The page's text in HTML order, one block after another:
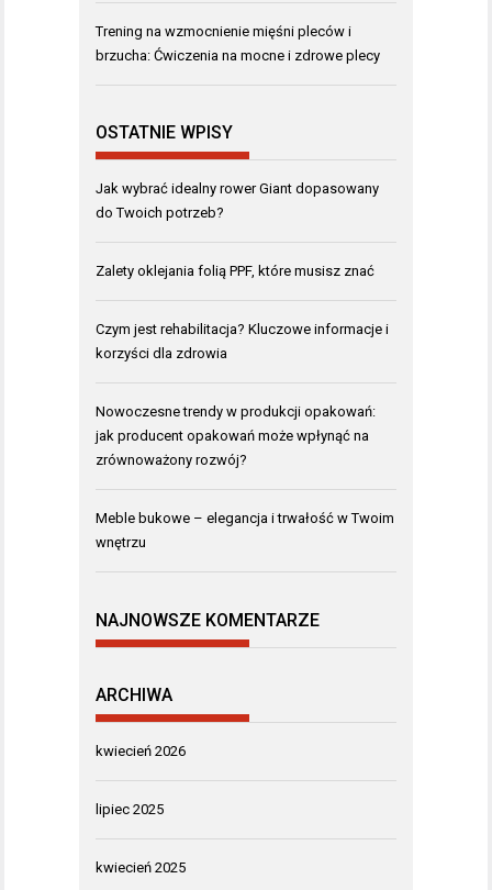
Trening na wzmocnienie mięśni pleców i
brzucha: Ćwiczenia na mocne i zdrowe plecy
OSTATNIE WPISY
Jak wybrać idealny rower Giant dopasowany
do Twoich potrzeb?
Zalety oklejania folią PPF, które musisz znać
Czym jest rehabilitacja? Kluczowe informacje i
korzyści dla zdrowia
Nowoczesne trendy w produkcji opakowań:
jak producent opakowań może wpłynąć na
zrównoważony rozwój?
Meble bukowe – elegancja i trwałość w Twoim
wnętrzu
NAJNOWSZE KOMENTARZE
ARCHIWA
kwiecień 2026
lipiec 2025
kwiecień 2025